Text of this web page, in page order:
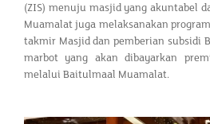
(ZIS) menuju masjid yang akuntabel
Muamalat juga melaksanakan
takmir Masjid dan pemberian subsidi
marbot yang akan dibayarkan
melalui Baitulmaal Muamalat.